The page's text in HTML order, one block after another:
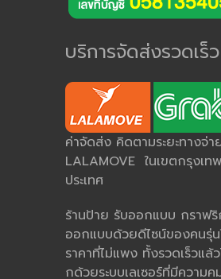
บริการจัดส่งรวดเร็ว
ค่าจัดส่ง คิดตามระยะทางจ่
LALAMOVE ในเขตกรุงเ
ประเทศ
ร้านป้าย รับออกแบบ กราฟ
ออกแบบด้วยดีไซน์ของคนรุ่น
ราคาที่ไม่แพง ทั้งรวดเร็วแ
กด้วยระบบเลเซอร์ที่มีความ